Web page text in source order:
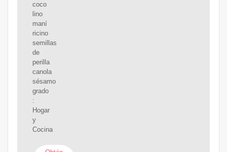
coco
lino
maní
ricino
semillas
de
perilla
canola
sésamo
grado
:
Hogar
y
Cocina